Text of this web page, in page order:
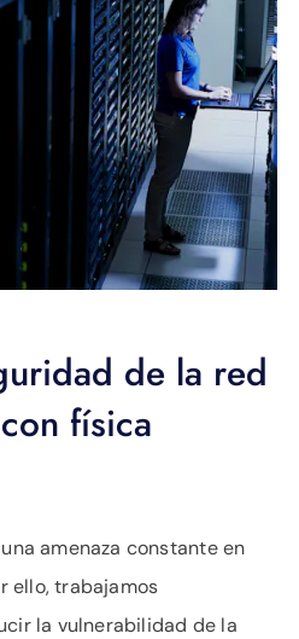
de la red
física
amenaza constante en
ello, trabajamos
la vulnerabilidad de la